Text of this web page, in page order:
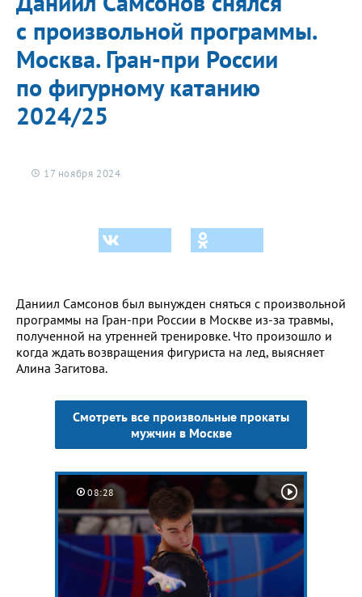
с произвольной программы.
Москва. Гран-при России
по фигурному катанию
2024/25
17 ноября 2024
Даниил Самсонов был вынужден сняться с произвольной
программы на Гран-при России в Москве из-за травмы,
полученной на утренней тренировке. Что произошло и
когда ждать возвращения фигуриста на лед, выясняет
Алина Загитова.
Смотреть все произвольные прокаты
мужчин в Москве
08:28